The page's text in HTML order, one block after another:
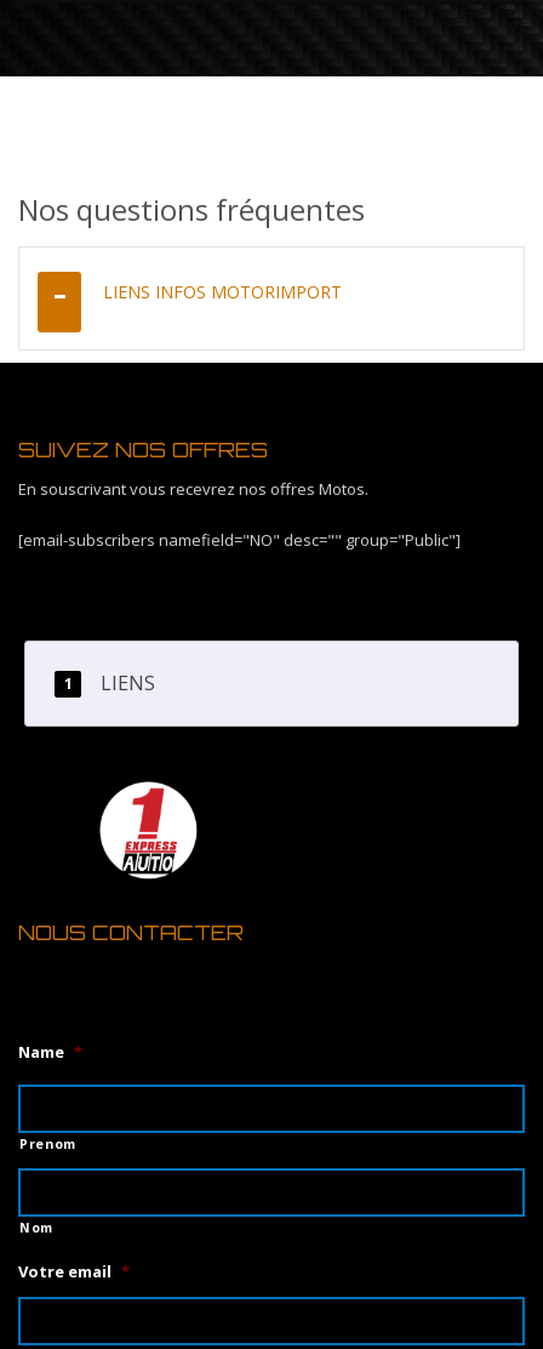
Nos questions fréquentes
LIENS INFOS MOTORIMPORT
SUIVEZ NOS OFFRES
En souscrivant vous recevrez nos offres Motos.
[email-subscribers namefield="NO" desc="" group="Public"]
LIENS
NOUS CONTACTER
Name *
Prenom
Nom
Votre email *